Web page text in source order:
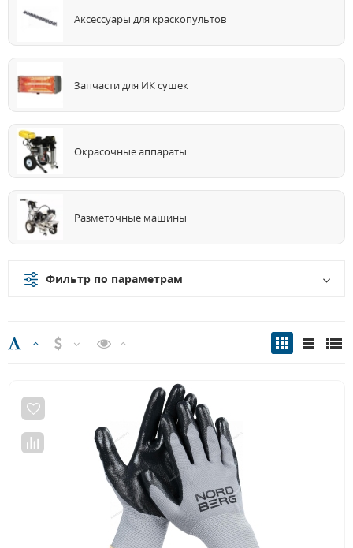
Аксессуары для краскопультов
Запчасти для ИК сушек
Окрасочные аппараты
Разметочные машины
Фильтр по параметрам